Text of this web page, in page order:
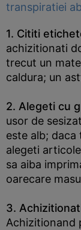
transpiratiei
1. Cititi
achizitionati
trecut un
caldura; un
2. Alegeti cu
usor de
este alb;
alegeti
sa aiba
oarecare
3.
Achizitionand